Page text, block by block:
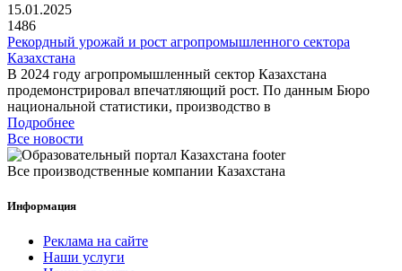
15.01.2025
1486
Рекордный урожай и рост агропромышленного сектора
Казахстана
В 2024 году агропромышленный сектор Казахстана
продемонстрировал впечатляющий рост. По данным Бюро
национальной статистики, производство в
Подробнее
Все новости
Все производственные компании Казахстана
Информация
Реклама на сайте
Наши услуги